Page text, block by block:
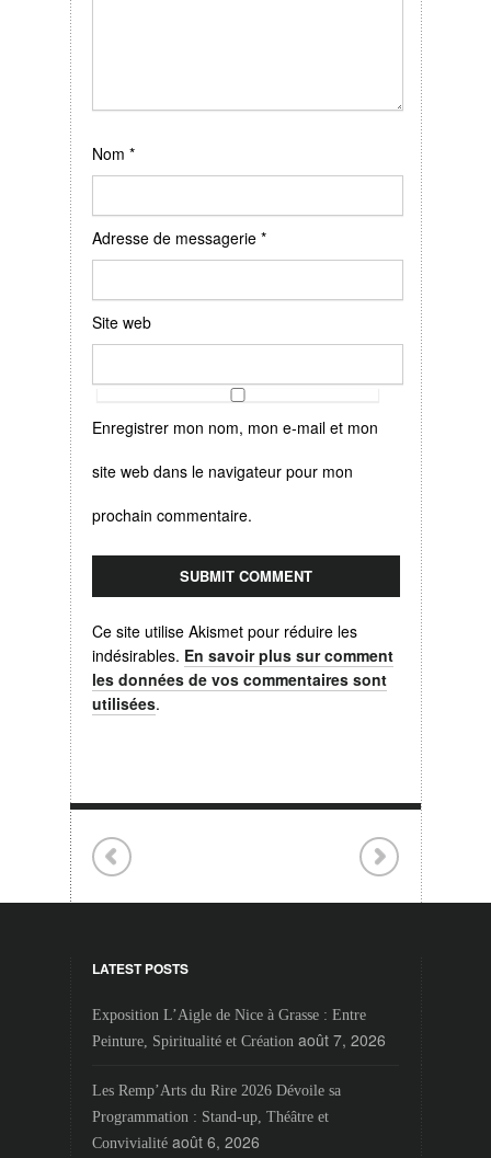
Nom *
Adresse de messagerie *
Site web
Enregistrer mon nom, mon e-mail et mon
site web dans le navigateur pour mon
prochain commentaire.
Ce site utilise Akismet pour réduire les
indésirables. En savoir plus sur comment
les données de vos commentaires sont
utilisées.
LATEST POSTS
Exposition L’Aigle de Nice à Grasse : Entre
Peinture, Spiritualité et Création août 7, 2026
Les Remp’Arts du Rire 2026 Dévoile sa
Programmation : Stand-up, Théâtre et
Convivialité août 6, 2026